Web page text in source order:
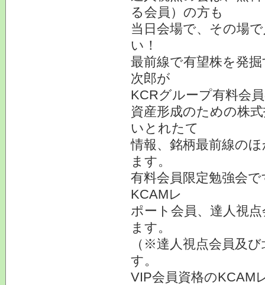
る会員）の方も
当日会場で、その場
い！
最前線で有望株を発
次郎が
KCRグループ有料会
資産形成のための株
いとれたて
情報、銘柄最前線の
ます。
有料会員限定勉強会
KCAMレ
ポート会員、達人視
ます。
（※達人視点会員及
す。
VIP会員資格のKCAM